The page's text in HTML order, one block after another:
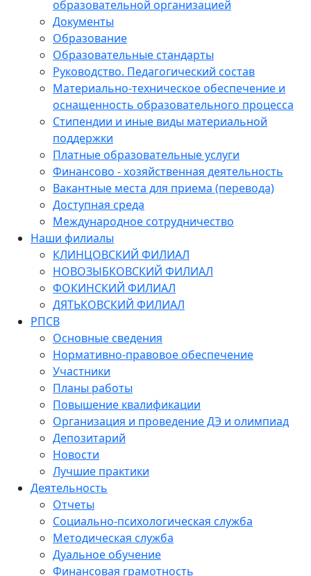
образовательной организацией
Документы
Образование
Образовательные стандарты
Руководство. Педагогический состав
Материально-техническое обеспечение и
оснащенность образовательного процесса
Стипендии и иные виды материальной
поддержки
Платные образовательные услуги
Финансово - хозяйственная деятельность
Вакантные места для приема (перевода)
Доступная среда
Международное сотрудничество
Наши филиалы
КЛИНЦОВСКИЙ ФИЛИАЛ
НОВОЗЫБКОВСКИЙ ФИЛИАЛ
ФОКИНСКИЙ ФИЛИАЛ
ДЯТЬКОВСКИЙ ФИЛИАЛ
РПСВ
Основные сведения
Нормативно-правовое обеспечение
Участники
Планы работы
Повышение квалификации
Организация и проведение ДЭ и олимпиад
Депозитарий
Новости
Лучшие практики
Деятельность
Отчеты
Социально-психологическая служба
Методическая служба
Дуальное обучение
Финансовая грамотность